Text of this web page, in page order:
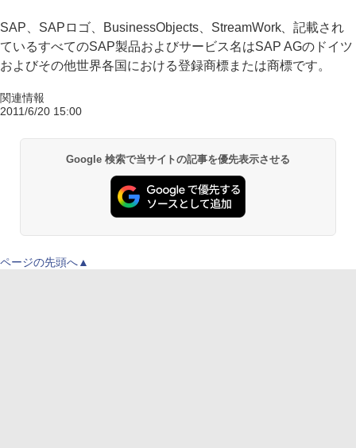
SAP、SAPロゴ、BusinessObjects、StreamWork、記載され
ているすべてのSAP製品およびサービス名はSAP AGのドイツ
およびその他世界各国における登録商標または商標です。
関連情報
2011/6/20 15:00
Google 検索で当サイトの記事を優先表示させる
ページの先頭へ▲